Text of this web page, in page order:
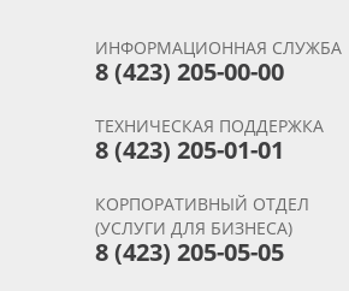
ИНФОРМАЦИОННАЯ СЛУЖБА
8 (423) 205-00-00
ТЕХНИЧЕСКАЯ ПОДДЕРЖКА
8 (423) 205-01-01
КОРПОРАТИВНЫЙ ОТДЕЛ
(УСЛУГИ ДЛЯ БИЗНЕСА)
8 (423) 205-05-05